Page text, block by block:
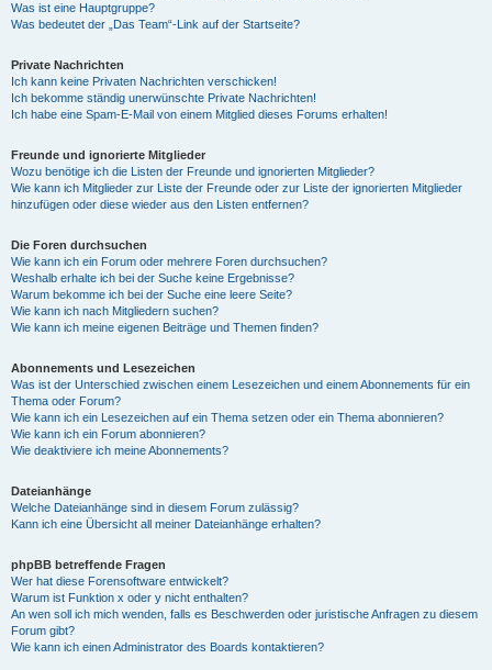
Was ist eine Hauptgruppe?
Was bedeutet der „Das Team“-Link auf der Startseite?
Private Nachrichten
Ich kann keine Privaten Nachrichten verschicken!
Ich bekomme ständig unerwünschte Private Nachrichten!
Ich habe eine Spam-E-Mail von einem Mitglied dieses Forums erhalten!
Freunde und ignorierte Mitglieder
Wozu benötige ich die Listen der Freunde und ignorierten Mitglieder?
Wie kann ich Mitglieder zur Liste der Freunde oder zur Liste der ignorierten Mitglieder
hinzufügen oder diese wieder aus den Listen entfernen?
Die Foren durchsuchen
Wie kann ich ein Forum oder mehrere Foren durchsuchen?
Weshalb erhalte ich bei der Suche keine Ergebnisse?
Warum bekomme ich bei der Suche eine leere Seite?
Wie kann ich nach Mitgliedern suchen?
Wie kann ich meine eigenen Beiträge und Themen finden?
Abonnements und Lesezeichen
Was ist der Unterschied zwischen einem Lesezeichen und einem Abonnements für ein
Thema oder Forum?
Wie kann ich ein Lesezeichen auf ein Thema setzen oder ein Thema abonnieren?
Wie kann ich ein Forum abonnieren?
Wie deaktiviere ich meine Abonnements?
Dateianhänge
Welche Dateianhänge sind in diesem Forum zulässig?
Kann ich eine Übersicht all meiner Dateianhänge erhalten?
phpBB betreffende Fragen
Wer hat diese Forensoftware entwickelt?
Warum ist Funktion x oder y nicht enthalten?
An wen soll ich mich wenden, falls es Beschwerden oder juristische Anfragen zu diesem
Forum gibt?
Wie kann ich einen Administrator des Boards kontaktieren?